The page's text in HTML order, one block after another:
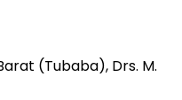
(Tubaba), Drs. M.